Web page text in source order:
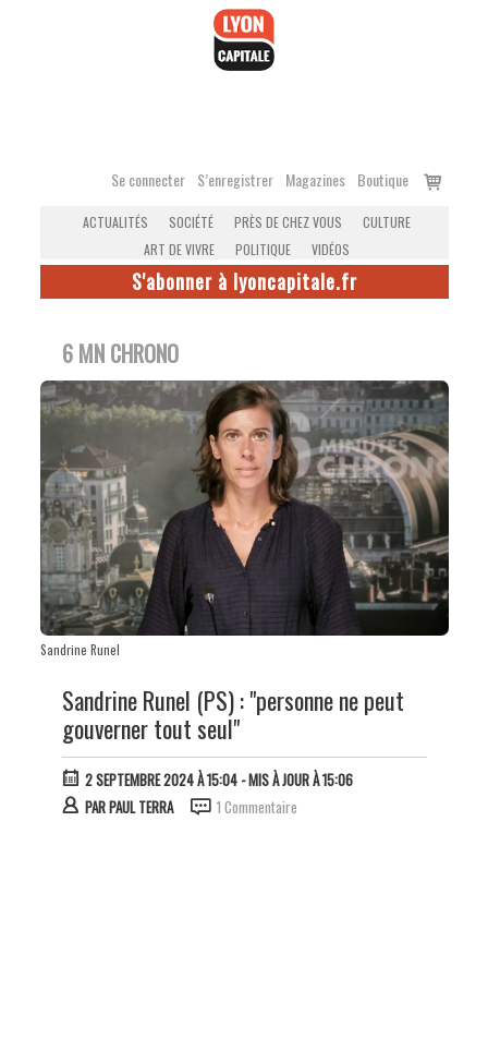
Se connecter S’enregistrer Magazines Boutique
Voir
ACTUALITÉS SOCIÉTÉ PRÈS DE CHEZ VOUS
CULTURE
ART DE VIVRE
POLITIQUE VIDÉOS
S'abonner à lyoncapitale.fr
6 MN CHRONO
Sandrine Runel
Sandrine Runel (PS) : "personne ne peut
gouverner tout seul"
2 SEPTEMBRE 2024 À 15:04- MIS À JOUR À 15:06
PARPAUL TERRA 1 Commentaire